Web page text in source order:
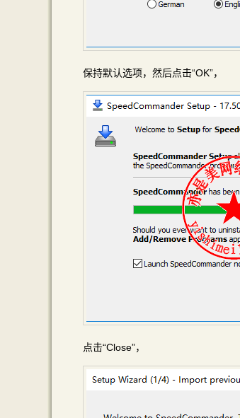
保持默认选项，然后点击“OK”，
点击“Close”，